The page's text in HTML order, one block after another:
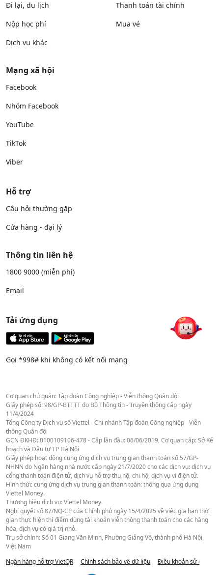
Đi lại, du lịch
Nộp học phí
Dịch vụ khác
Thanh toán tài chính
Mua vé
Mạng xã hội
Facebook
Nhóm Facebook
YouTube
TikTok
Viber
Hỗ trợ
Câu hỏi thường gặp
Cửa hàng - đại lý
Thông tin liên hệ
1800 9000 (miễn phí)
Email
Tải ứng dụng
Gọi *998# khi không có kết nối mạng
Cơ quan chủ quản: Tập đoàn Công nghiệp - Viễn thông Quân đội
Giấy phép số: 98/GP-BTTTT do Bộ Thông tin - Truyền thông cấp ngày
11/4/2024
Tổng Công ty Dịch vụ số Viettel - Chi nhánh Tập đoàn Công nghiệp - Viễn
thông Quân đội
GCN ĐKHĐ: 0100109106-478 - Cấp lần đầu: 06/06/2019, Cơ quan cấp: Sở Kế
hoạch và Đầu tư TP Hà Nội
Giấy phép hoạt động cung ứng dịch vụ trung gian thanh toán số 57/GP-
NHNN do Ngân hàng nhà nước cấp ngày 21/7/2020 cho các dịch vụ: dịch vụ
cổng thanh toán điện tử, dịch vụ hỗ trợ thu hộ, chi hộ, dịch vụ ví điện tử.
Hình thức cung ứng dịch vụ trung gian thanh toán: thông qua ứng dụng
Viettel Money.
Thương hiệu dịch vụ: Viettel Money.
Nghị quyết số 87/NQ-CP của Chính phủ ngày 15/4/2025 về việc gia hạn thời
gian thực hiện thí điểm dùng tài khoản viễn thông thanh toán cho các hàng
hóa, dịch vụ có giá trị nhỏ.
Trụ sở chính: Số 01 Giang Văn Minh, Phường Giảng Võ, thành phố Hà Nội,
Việt Nam
Ngân hàng hỗ trợ VietQR
Chính sách bảo vệ dữ liệu Điều khoản sử dụng